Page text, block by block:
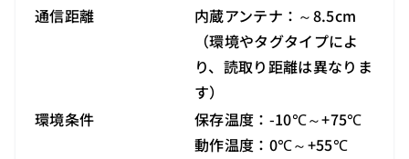
通信距離
内蔵アンテナ：～8.5cm
（環境やタグタイプによ
り、読取り距離は異なりま
す）
環境条件
保存温度：-10℃～+75℃
動作温度：0℃～+55℃